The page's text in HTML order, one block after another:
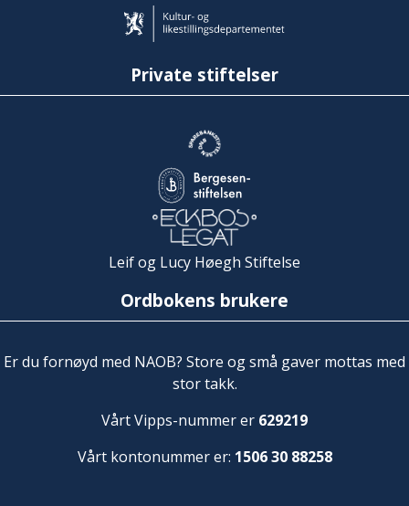
Private stiftelser
Leif og Lucy Høegh Stiftelse
Ordbokens brukere
Er du fornøyd med NAOB? Store og små gaver mottas med
stor takk.
Vårt Vipps-nummer er 629219
Vårt kontonummer er: 1506 30 88258